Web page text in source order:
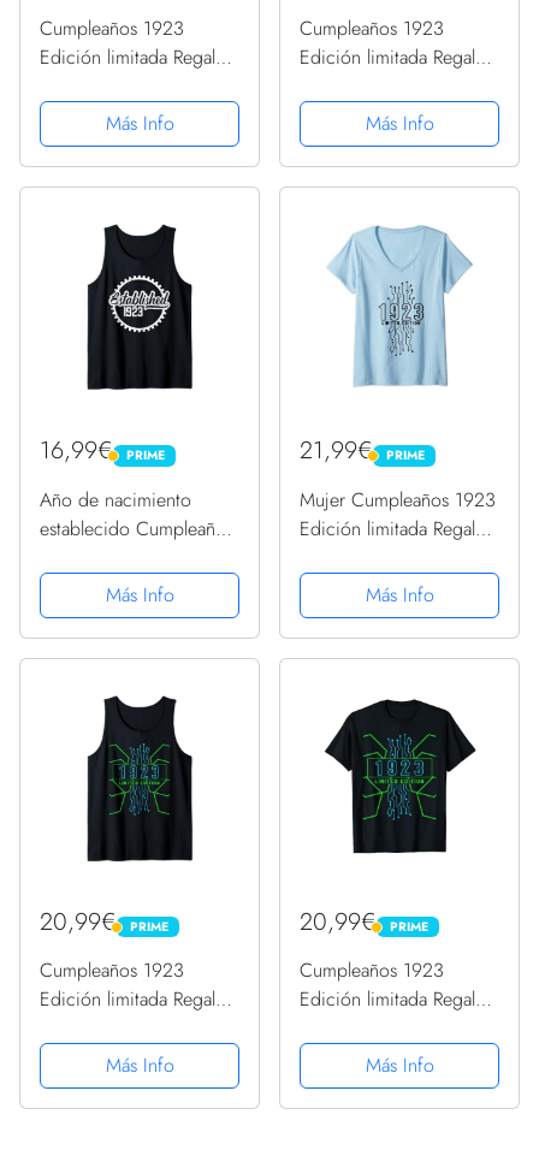
Cumpleaños 1923
Edición limitada Regalo
Camiseta sin Mangas
Más Info
Cumpleaños 1923
Edición limitada Regalo
CamisetaMás Info
16,99€ PRIME
PRIME
Año de nacimiento
establecido Cumpleaños
Mangas
Más Info
21,99€ PRIME
PRIME
Mujer Cumpleaños 1923
Edición limitada Regalo
Camiseta Cuello V
Más Info
20,99€ PRIME
PRIME
Cumpleaños 1923
Edición limitada Regalo
Camiseta sin Mangas
Más Info
20,99€ PRIME
PRIME
Cumpleaños 1923
Edición limitada Regalo
CamisetaMás Info